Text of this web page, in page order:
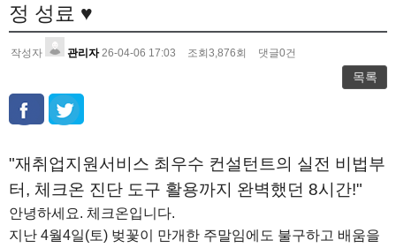
정 성료 ♥
작성자 관리자 26-04-06 17:03 조회 3,876회 댓글0건
목록
"재취업지원서비스 최우수 컨설턴트의 실전 비법부
터, 체크온 진단 도구 활용까지 완벽했던 8시간!"
안녕하세요. 체크온입니다.
지난 4월4일(토) 벚꽃이 만개한 주말임에도 불구하고 배움을